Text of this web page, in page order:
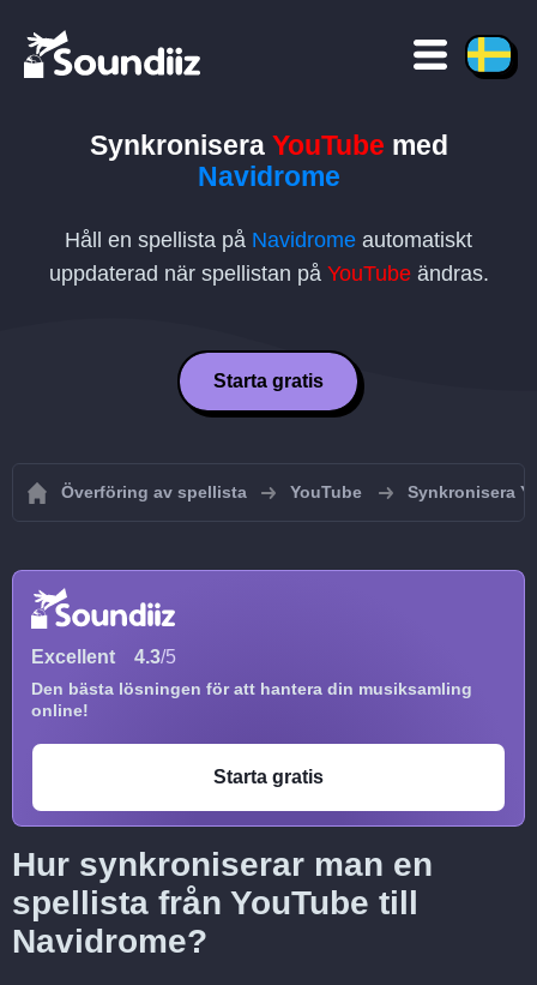
Synkronisera YouTube med
Navidrome
Håll en spellista på Navidrome automatiskt
uppdaterad när spellistan på YouTubeändras.
Starta gratis
Överföring av spellista YouTube Synkronisera
Excellent 4.3/5
Den bästa lösningen för att hantera din musiksamling
online!
Starta gratis
Hur synkroniserar man en
spellista från YouTube till
Navidrome?